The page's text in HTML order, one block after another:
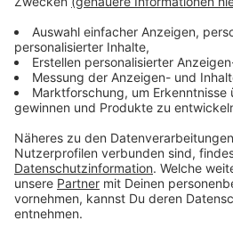
automatische Pausentaste. Den
gelegentlich selber drücken,
Inseln schaffen.
Und wisst Ihr was meine kleine
schreibe Sonntagmorgens im
Kaffee in mein Tagebuch.
Glücklicherweise kaufte ich mir
Tagebuch, in das ich zehn Jahre
einzelnen Tag eine Eintragung
ich immer tagesgenau sehen,